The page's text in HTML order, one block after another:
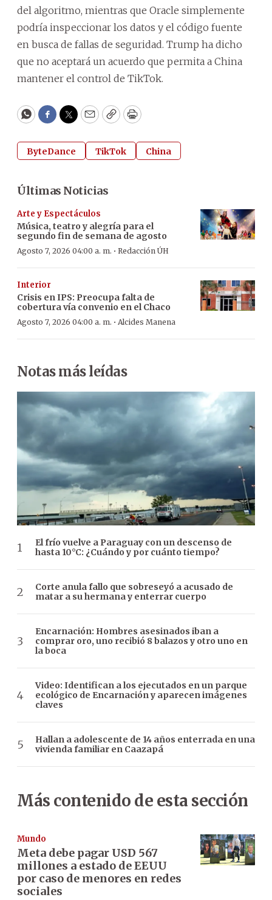
del algoritmo, mientras que Oracle simplemente
podría inspeccionar los datos y el código fuente
en busca de fallas de seguridad. Trump ha dicho
que no aceptará un acuerdo que permita a China
mantener el control de TikTok.
WhatsApp
Facebook
Twitter
EmailCopyPrint
ByteDance TikTok China
Últimas Noticias
Arte y Espectáculos
Música, teatro y alegría para el
segundo fin de semana de agosto
Agosto 7, 2026 04:00 a. m. · Redacción ÚH
Interior
Crisis en IPS: Preocupa falta de
cobertura vía convenio en el Chaco
Agosto 7, 2026 04:00 a. m. · Alcides Manena
Notas más leídas
El frío vuelve a Paraguay con un descenso de
hasta 10°C: ¿Cuándo y por cuánto tiempo?
Corte anula fallo que sobreseyó a acusado de
matar a su hermana y enterrar cuerpo
Encarnación: Hombres asesinados iban a
comprar oro, uno recibió 8 balazos y otro uno en
la boca
Video: Identifican a los ejecutados en un parque
ecológico de Encarnación y aparecen imágenes
claves
Hallan a adolescente de 14 años enterrada en una
vivienda familiar en Caazapá
Más contenido de esta sección
Mundo
Meta debe pagar USD 567
millones a estado de EEUU
por caso de menores en redes
sociales